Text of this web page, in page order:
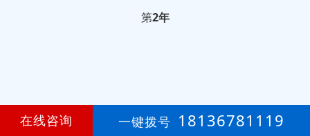
第2年
在线咨询 一键拨号 18136781119